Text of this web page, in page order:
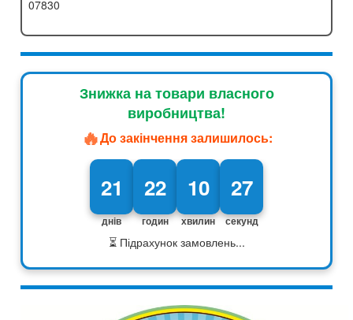
07830
Знижка на товари власного
виробництва!
🔥До закінчення залишилось:
21
днів
22
годин
10
хвилин
26
секунд
⏳ Підрахунок замовлень...